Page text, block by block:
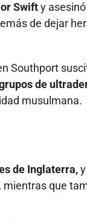
Swifty
de dejar
Southport
de
musulmana.
de Inglaterra,
que